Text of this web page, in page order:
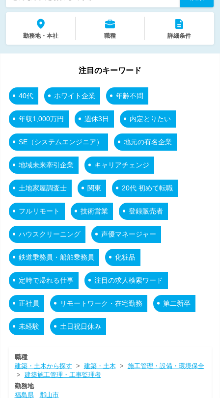
勤務地・本社 職種 詳細条件
注目のキーワード
40代 ホワイト企業 年齢不問
年収1,000万円 週休3日 内定とりたい
SE（システムエンジニア） 地元の有名企業
地域未来牽引企業 キャリアチェンジ
土地家屋調査士 関東 20代 初めて転職
フルリモート 技術営業 登録販売者
ハウスクリーニング 声優マネージャー
鉄道乗務員・船舶乗務員 化粧品
定時で帰れる仕事 注目の求人検索ワード
正社員 リモートワーク・在宅勤務 第二新卒
未経験 土日祝日休み
職種
建築・土木から探す > 建築・土木 > 施工管理・設備・環境保全
> 建築施工管理・工事監理者
勤務地
福島県
郡山市